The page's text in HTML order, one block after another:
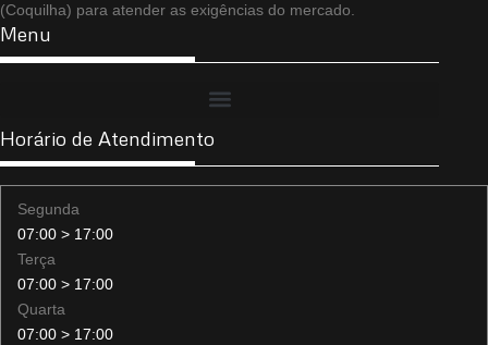
(Coquilha) para atender as exigências do mercado.
Menu
Horário de Atendimento
Segunda
07:00 > 17:00
Terça
07:00 > 17:00
Quarta
07:00 > 17:00